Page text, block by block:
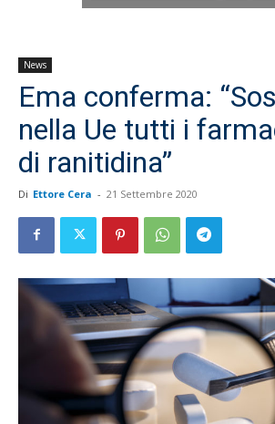
News
Ema conferma:
nella Ue tutti i
di ranitidina”
Di Ettore Cera - 21 Settembre 2020